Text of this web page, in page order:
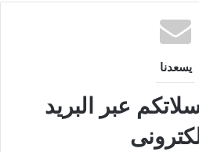
يسعدنا
عبر البريد